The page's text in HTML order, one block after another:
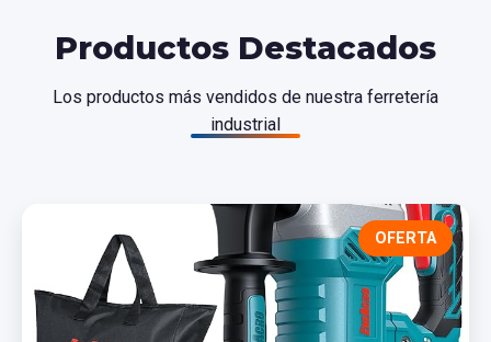
Productos Destacados
Los productos más vendidos de nuestra ferretería
industrial
OFERTA